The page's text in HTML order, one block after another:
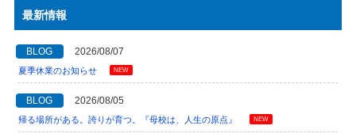
最新情報
BLOG 2026/08/07
夏季休業のお知らせ NEW
BLOG 2026/08/05
帰る場所がある。誇りが育つ。『母校は、人生の原点』 NEW